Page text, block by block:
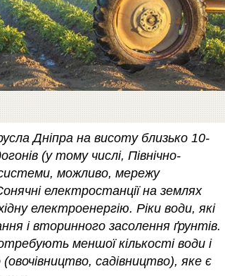
Дніпра на висоту близько 10-
(у тому числі, Північно-
можливо, мережу
електростанції на землях
електроенергію. Ріки води, які
і вторинного засолення ґрунтів.
меншої кількості води і
садівництво), яке є